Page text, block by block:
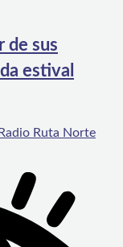
de sus
estival
Radio Ruta Norte